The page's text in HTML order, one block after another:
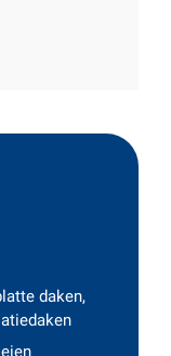
daken,